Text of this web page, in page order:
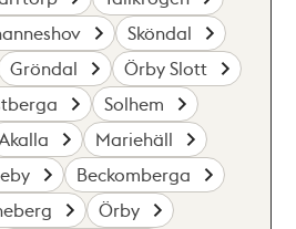
Sköndal
Gröndal
Örby Slott
Solhem
Mariehäll
Beckomberga
Örby